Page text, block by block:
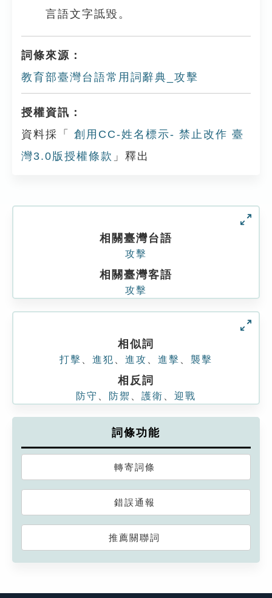
言語文字詆毀。
詞條來源：
教育部臺灣台語常用詞辭典_攻擊
授權資訊：
資料採「
創用CC-姓名標示- 禁止改作 臺
灣3.0版授權條款 」釋出
相關臺灣台語
攻擊
相關臺灣客語
攻擊
相似詞
打擊 進犯 進攻 進擊 襲擊
相反詞
防守 防禦 護衛 迎戰
詞條功能
轉寄詞條
錯誤通報
推薦關聯詞